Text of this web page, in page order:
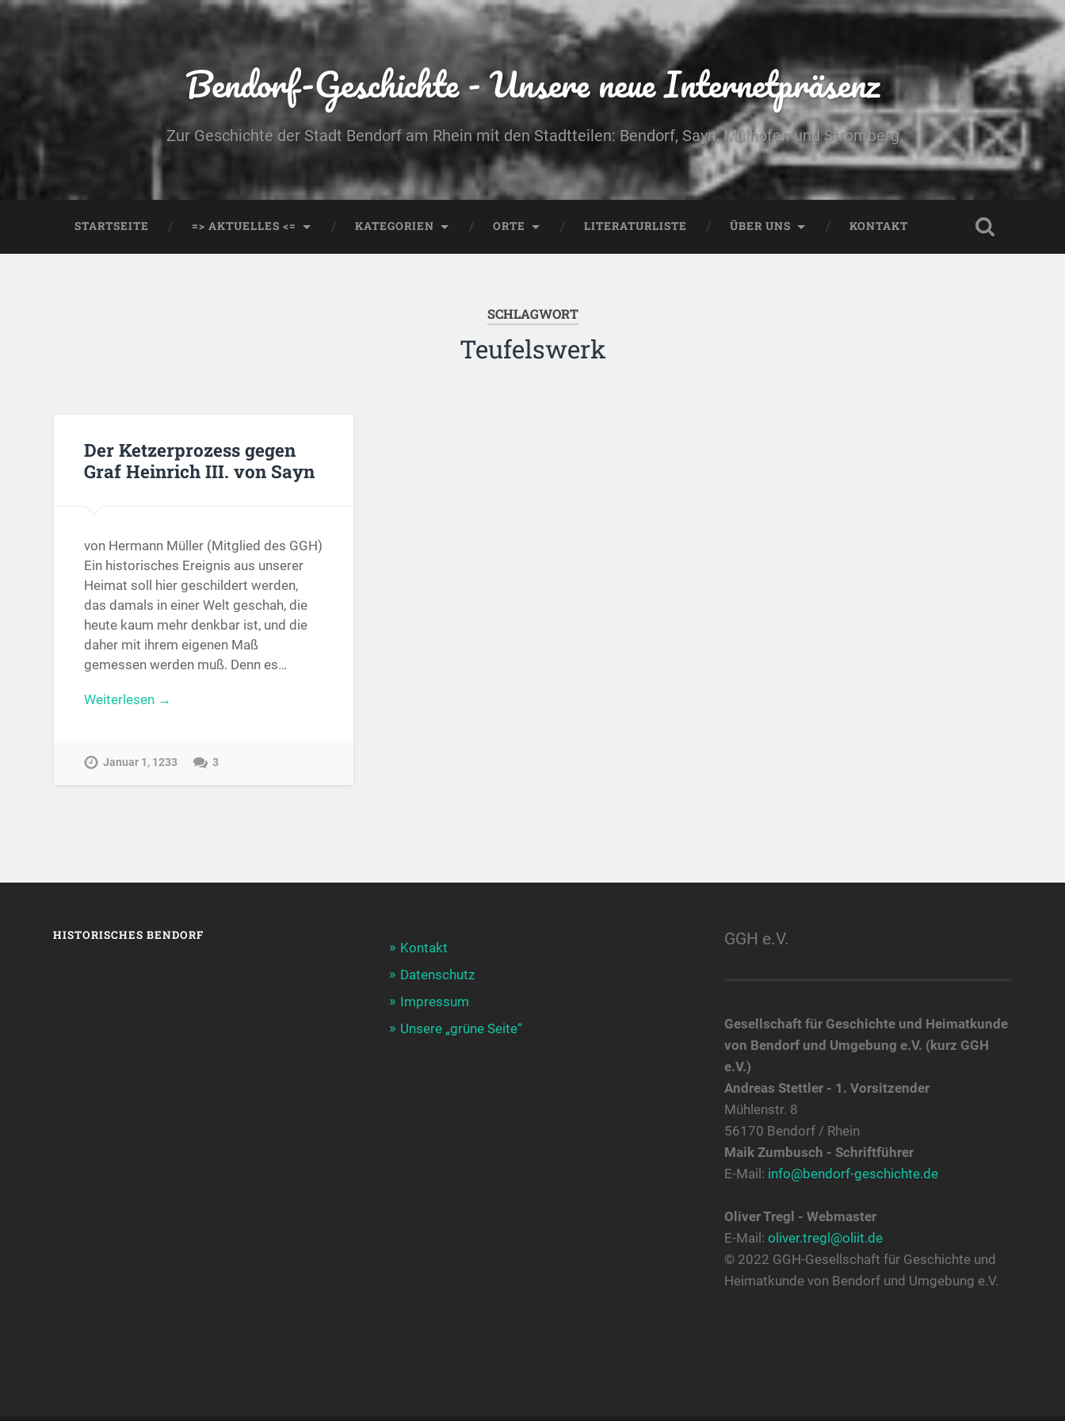
Bendorf-Geschichte - Unsere neue Internetpräsenz
Zur Geschichte der Stadt Bendorf am Rhein mit den Stadtteilen: Bendorf, Sayn, Mülhofen und Stromberg
STARTSEITE => AKTUELLES <= KATEGORIEN ORTE LITERATURLISTE ÜBER UNS KONTAKT
SCHLAGWORT
Teufelswerk
Der Ketzerprozess gegen
Graf Heinrich III. von Sayn
von Hermann Müller (Mitglied des GGH)
Ein historisches Ereignis aus unserer
Heimat soll hier geschildert werden,
das damals in einer Welt geschah, die
heute kaum mehr denkbar ist, und die
daher mit ihrem eigenen Maß
gemessen werden muß. Denn es…
Weiterlesen →
Januar 1, 1233 3
HISTORISCHES BENDORF
Kontakt
Datenschutz
Impressum
Unsere „grüne Seite“
GGH e.V.
Gesellschaft für Geschichte und Heimatkunde
von Bendorf und Umgebung e.V. (kurz GGH
e.V.)
Andreas Stettler - 1. Vorsitzender
Mühlenstr. 8
56170 Bendorf / Rhein
Maik Zumbusch - Schriftführer
E-Mail: info@bendorf-geschichte.de
Oliver Tregl - Webmaster
E-Mail: oliver.tregl@oliit.de
© 2022 GGH-Gesellschaft für Geschichte und
Heimatkunde von Bendorf und Umgebung e.V.